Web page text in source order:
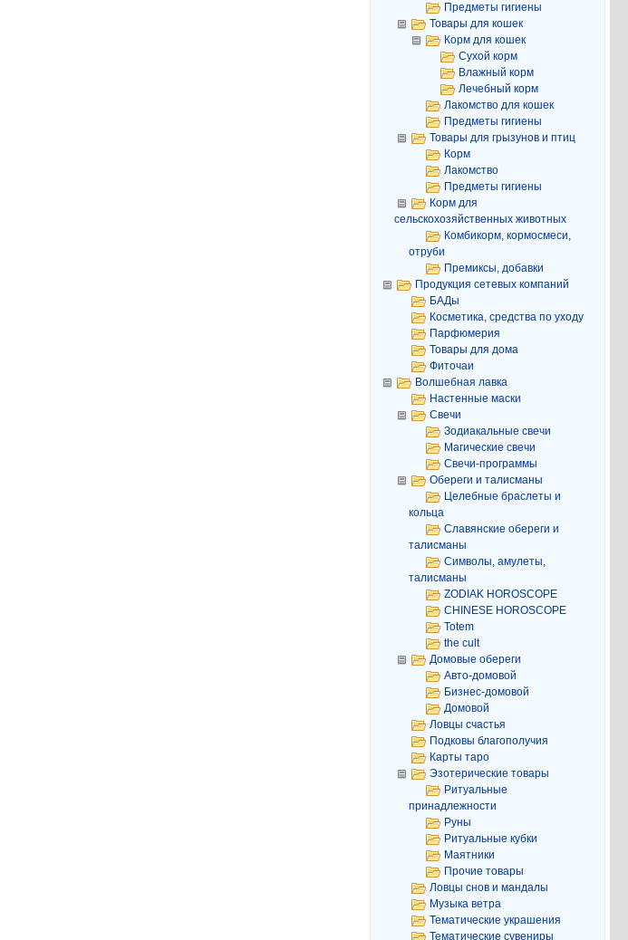
Предметы гигиены
Товары для кошек
Корм для кошек
Сухой корм
Влажный корм
Лечебный корм
Лакомство для кошек
Предметы гигиены
Товары для грызунов и птиц
Корм
Лакомство
Предметы гигиены
Корм для
сельскохозяйственных животных
Комбикорм, кормосмеси,
отруби
Премиксы, добавки
Продукция сетевых компаний
БАДы
Косметика, средства по уходу
Парфюмерия
Товары для дома
Фиточаи
Волшебная лавка
Настенные маски
Свечи
Зодиакальные свечи
Магические свечи
Свечи-программы
Обереги и талисманы
Целебные браслеты и
кольца
Славянские обереги и
талисманы
Символы, амулеты,
талисманы
ZODIAK HOROSCOPE
CHINESE HOROSCOPE
Totem
the cult
Домовые обереги
Авто-домовой
Бизнес-домовой
Домовой
Ловцы счастья
Подковы благополучия
Карты таро
Эзотерические товары
Ритуальные
принадлежности
Руны
Ритуальные кубки
Маятники
Прочие товары
Ловцы снов и мандалы
Музыка ветра
Тематические украшения
Тематические сувениры